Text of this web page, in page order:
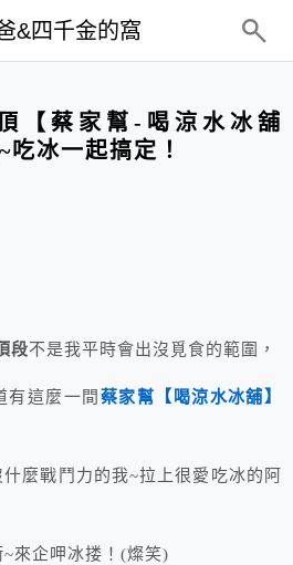
&四千金的窩
【蔡家幫-喝涼水冰舖
冰一起搞定！
段不是我平時會出沒覓食的範圍，
有這麼一間 蔡家幫【喝涼水冰舖】
麼戰鬥力的我~拉上很愛吃冰的阿
來企呷冰搂！(燦笑)